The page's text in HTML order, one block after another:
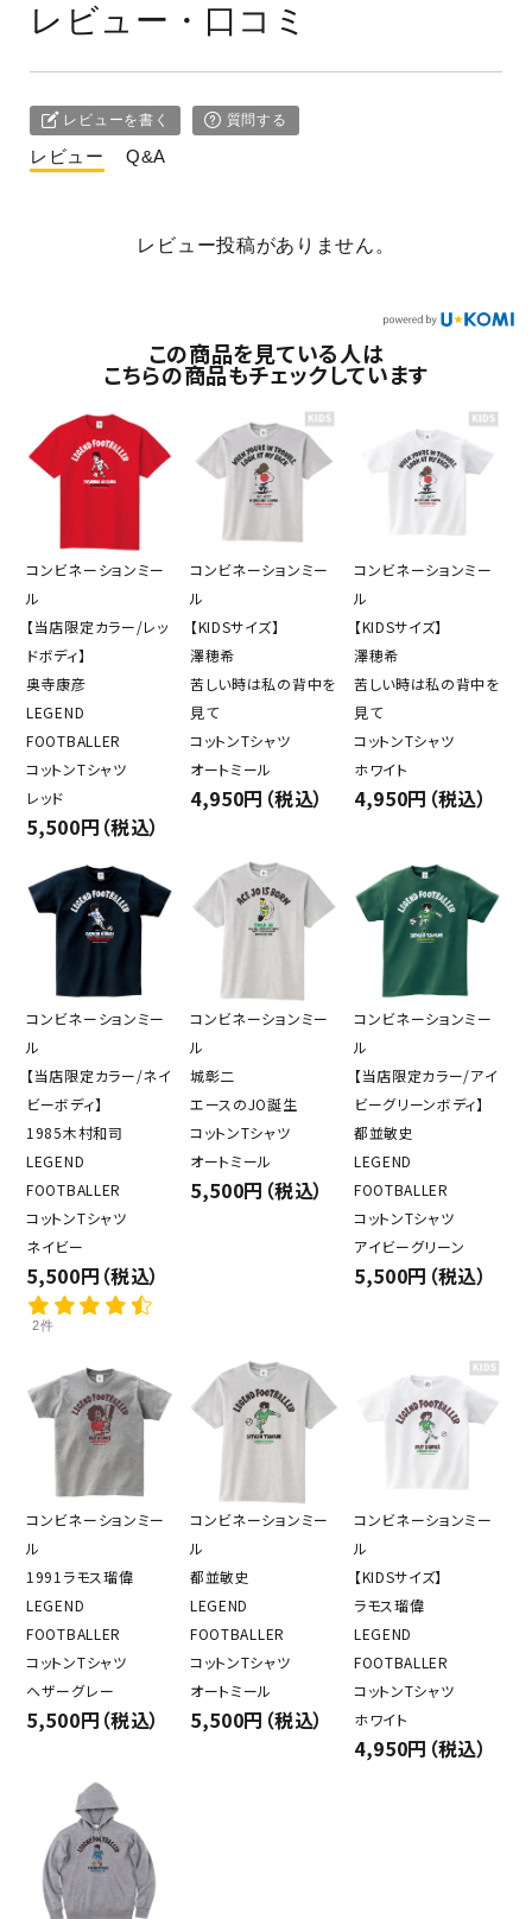
レビュー・口コミ
レビューを書く 質問する
レビュー Q&A
レビュー投稿がありません。
この商品を見ている人は
こちらの商品もチェックしています
コンビネーションミー
ル
【当店限定カラー/レッ
ドボディ】
奥寺康彦
LEGEND
FOOTBALLER
コットンTシャツ
レッド
5,500円（税込）
コンビネーションミー
ル
【KIDSサイズ】
澤穂希
苦しい時は私の背中を
見て
コットンTシャツ
オートミール
4,950円（税込）
コンビネーションミー
ル
【KIDSサイズ】
澤穂希
苦しい時は私の背中を
見て
コットンTシャツ
ホワイト
4,950円（税込）
コンビネーションミー
ル
【当店限定カラー/ネイ
ビーボディ】
1985木村和司
LEGEND
FOOTBALLER
コットンTシャツ
ネイビー
5,500円（税込）
2件
コンビネーションミー
ル
城彰二
エースのJO誕生
コットンTシャツ
オートミール
5,500円（税込）
コンビネーションミー
ル
【当店限定カラー/アイ
ビーグリーンボディ】
都並敏史
LEGEND
FOOTBALLER
コットンTシャツ
アイビーグリーン
5,500円（税込）
コンビネーションミー
ル
1991ラモス瑠偉
LEGEND
FOOTBALLER
コットンTシャツ
ヘザーグレー
5,500円（税込）
コンビネーションミー
ル
都並敏史
LEGEND
FOOTBALLER
コットンTシャツ
オートミール
5,500円（税込）
コンビネーションミー
ル
【KIDSサイズ】
ラモス瑠偉
LEGEND
FOOTBALLER
コットンTシャツ
ホワイト
4,950円（税込）